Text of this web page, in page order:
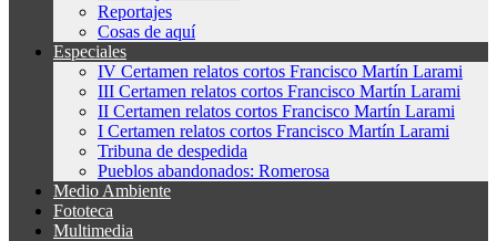
Reportajes
Cosas de aquí
Especiales
IV Certamen relatos cortos Francisco Martín Larami
III Certamen relatos cortos Francisco Martín Larami
II Certamen relatos cortos Francisco Martín Larami
I Certamen relatos cortos Francisco Martín Larami
Tribuna de despedida
Pueblos abandonados: Romerosa
Medio Ambiente
Fototeca
Multimedia